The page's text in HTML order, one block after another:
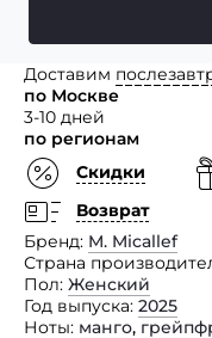
Доставим
по Москве
3-10 дней
по регионам
Скидки
Возврат
Бренд M. Micallef
Страна
Пол Женский
Год выпуска 2025
Ноты манго,